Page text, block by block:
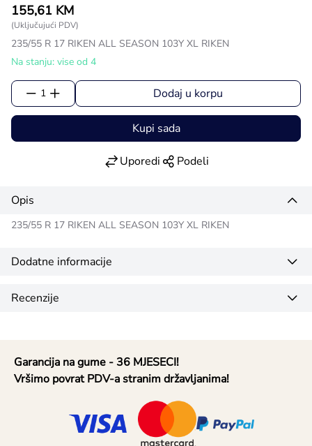
155,61 KM
(Uključujući PDV)
235/55 R 17 RIKEN ALL SEASON 103Y XL RIKEN
Na stanju: vise od 4
1 Dodaj u korpu
Kupi sada
Uporedi Podeli
Opis
235/55 R 17 RIKEN ALL SEASON 103Y XL RIKEN
Dodatne informacije
Recenzije
Garancija na gume - 36 MJESECI!
Vršimo povrat PDV-a stranim državljanima!